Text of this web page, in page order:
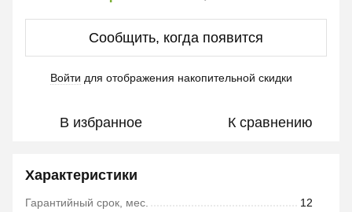
Сообщить, когда появится
Войти для отображения накопительной скидки
В избранное К сравнению
Характеристики
Гарантийный срок, мес. 12